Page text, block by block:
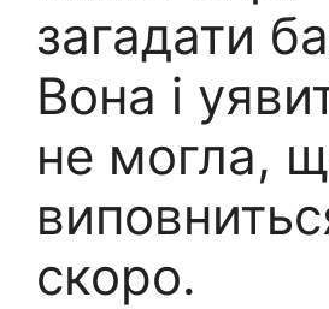
загадати
Вона і
не могла,
скоро.